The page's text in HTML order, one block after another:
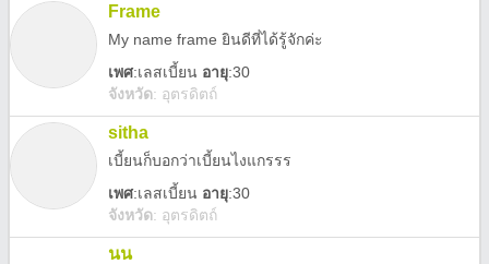
Frame
My name frame ยินดีที่ได้รู้จักค่ะ
เพศ:เลสเบี้ยน อายุ:30
จังหวัด: อุตรดิตถ์
sitha
เบี้ยนก็บอกว่าเบี้ยนไงแกรรร
เพศ:เลสเบี้ยน อายุ:30
จังหวัด: อุตรดิตถ์
นน